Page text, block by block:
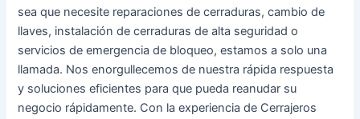
sea que necesite reparaciones de cerraduras, cambio de
llaves, instalación de cerraduras de alta seguridad o
servicios de emergencia de bloqueo, estamos a solo una
llamada. Nos enorgullecemos de nuestra rápida respuesta
y soluciones eficientes para que pueda reanudar su
negocio rápidamente. Con la experiencia de Cerrajeros